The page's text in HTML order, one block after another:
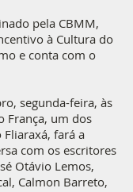
pela CBMM,
à Cultura do
e conta com o
segunda-feira, às
França, um dos
fará a
com os escritores
Otávio Lemos,
Calmon Barreto,